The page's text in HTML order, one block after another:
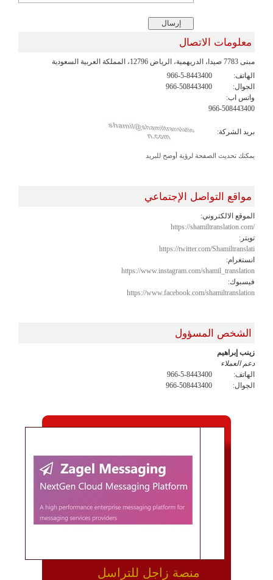
معلومات الاتصال
مبنى 7783 صيدا، الدريهمية، الرياض 12796، المملكة العربية السعودية
الهاتف:
966-5-8443400
الجوال:
966-508443400
واتس اب:
966-508443400
بريد الشركة:
يمكنك تحديث الصفحة لرؤية أوضح للبريد
مواقع التواصل الإجتماعي
الموقع الالكتروني:
https://shamiltranslation.com/
تويتر:
https://twitter.com/Shamiltranslati
انستغرام:
https://www.instagram.com/shamil_translation
فيسبوك:
https://www.facebook.com/shamiltranslation
الشخص المسؤول
زينب إبراهيم
دعم العملاء
الهاتف:
966-5-8443400
الجوال:
966-508443400
منصة زاجل للتراسل